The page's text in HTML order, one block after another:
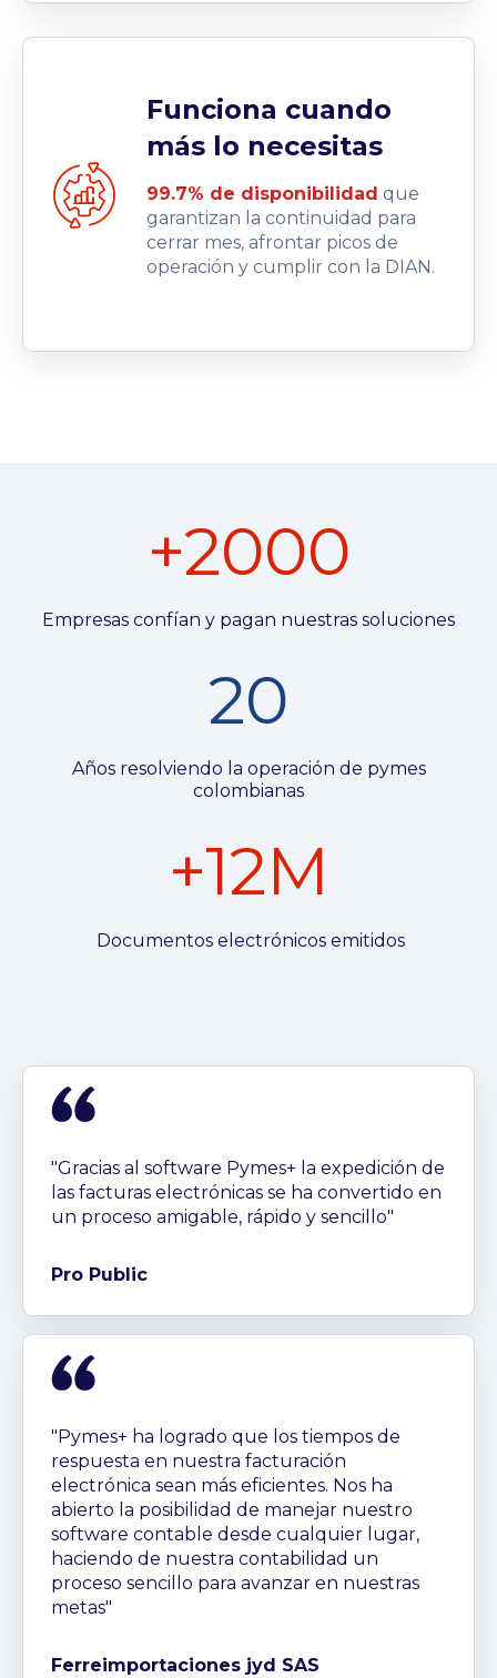
Funciona cuando
más lo necesitas
99.7% de disponibilidad que
garantizan la continuidad para
cerrar mes, afrontar picos de
operación y cumplir con la DIAN.
+2000
Empresas confían y pagan nuestras soluciones
20
Años resolviendo la operación de pymes
colombianas
+12M
Documentos electrónicos emitidos
"Gracias al software Pymes+ la expedición de
las facturas electrónicas se ha convertido en
un proceso amigable, rápido y sencillo"
Pro Public
"Pymes+ ha logrado que los tiempos de
respuesta en nuestra facturación
electrónica sean más eficientes. Nos ha
abierto la posibilidad de manejar nuestro
software contable desde cualquier lugar,
haciendo de nuestra contabilidad un
proceso sencillo para avanzar en nuestras
metas"
Ferreimportaciones jyd SAS